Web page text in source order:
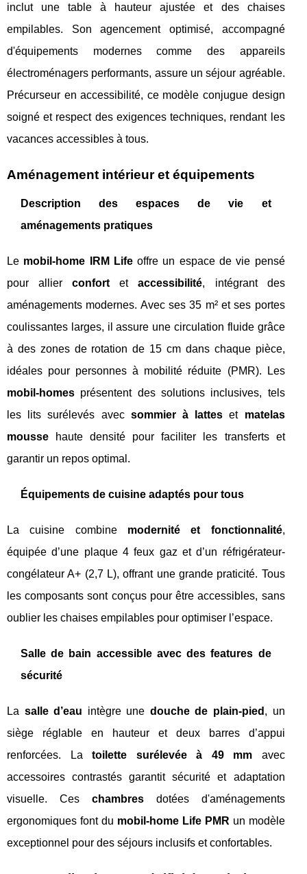
inclut une table à hauteur ajustée et des chaises
empilables. Son agencement optimisé, accompagné
d'équipements modernes comme des appareils
électroménagers performants, assure un séjour agréable.
Précurseur en accessibilité, ce modèle conjugue design
soigné et respect des exigences techniques, rendant les
vacances accessibles à tous.
Aménagement intérieur et équipements
Description des espaces de vie et
aménagements pratiques
Le mobil-home IRM Lifeoffre un espace de vie pensé
pour allierconfort etaccessibilité, intégrant des
aménagements modernes. Avec ses 35 m² et ses portes
coulissantes larges, il assure une circulation fluide grâce
à des zones de rotation de 15 cm dans chaque pièce,
idéales pour personnes à mobilité réduite (PMR). Les
mobil-homes présentent des solutions inclusives, tels
les lits surélevés avec sommier à lattes et matelas
mousse haute densité pour faciliter les transferts et
garantir un repos optimal.
Équipements de cuisine adaptés pour tous
La cuisine combine modernité et fonctionnalité,
équipée d’une plaque 4 feux gaz et d’un réfrigérateur-
congélateur A+ (2,7 L), offrant une grande praticité. Tous
les composants sont conçus pour être accessibles, sans
oublier les chaises empilables pour optimiser l’espace.
Salle de bain accessible avec des features de
sécurité
La salle d’eau intègre une douche de plain-pied , un
siège réglable en hauteur et deux barres d’appui
renforcées. Latoilette surélevée à 49 mm avec
accessoires contrastés garantit sécurité et adaptation
visuelle. Ces chambresdotées d'aménagements
ergonomiques font du mobil-home Life PMR un modèle
exceptionnel pour des séjours inclusifs et confortables.